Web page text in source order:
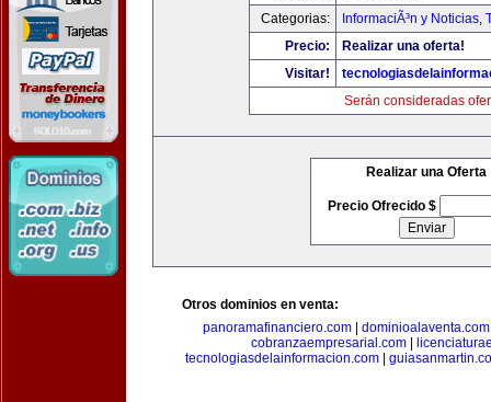
Categorias:
InformaciÃ³n y Noticias,
Precio:
Realizar una oferta!
Visitar!
Serán consideradas
Realizar una Oferta
Precio Ofrecido $
Otros dominios en venta:
panoramafinanciero.com
dominioalaventa.com
cobranzaempresarial.com
tecnologiasdelainformacion.com|